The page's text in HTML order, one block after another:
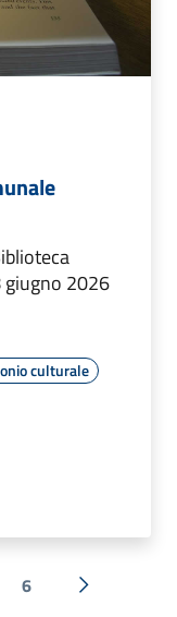
2026
culturale
6 Successiva